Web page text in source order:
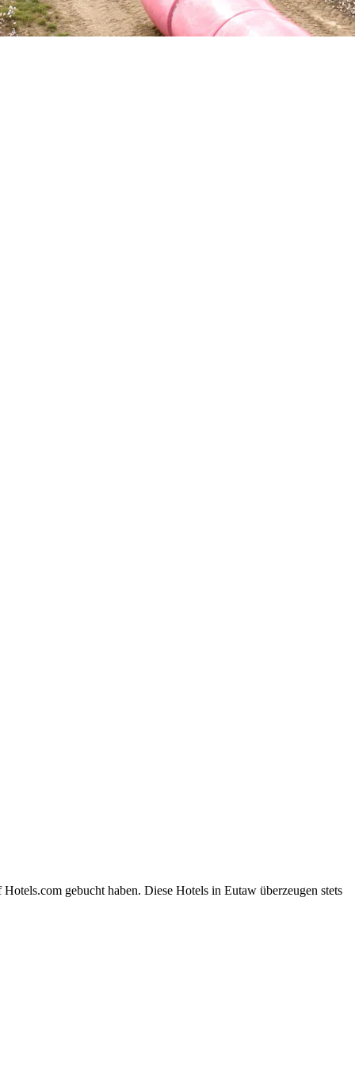
gebucht haben. Diese Hotels in Eutaw überzeugen stets